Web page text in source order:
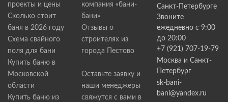
проекты и цены
Сколько стоит
баня в 2026 году
Схема свайного
поля для бани
Купить баню в
Московской
области
Купить баню из
компания «бани-
бани»
Отзывы о
строителях из
города Пестово
Оставьте заявку и
наши менеджеры
свяжутся с вами в
Санкт-Петербурге
Звоните
ежедневно с 9:00
до 20:00
+7 (921) 707-19-79
Москва и Санкт-
Петербург
sk-bani-
bani@yandex.ru